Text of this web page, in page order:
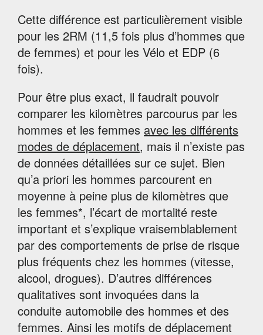
Cette différence est particulièrement visible
pour les 2RM (11,5 fois plus d’hommes que
de femmes) et pour les Vélo et EDP (6
fois).
Pour être plus exact, il faudrait pouvoir
comparer les kilomètres parcourus par les
hommes et les femmes avec les différents
modes de déplacement, mais il n’existe pas
de données détaillées sur ce sujet. Bien
qu’a priori les hommes parcourent en
moyenne à peine plus de kilomètres que
les femmes*, l’écart de mortalité reste
important et s’explique vraisemblablement
par des comportements de prise de risque
plus fréquents chez les hommes (vitesse,
alcool, drogues). D’autres différences
qualitatives sont invoquées dans la
conduite automobile des hommes et des
femmes. Ainsi les motifs de déplacement